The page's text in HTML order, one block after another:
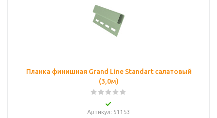
Планка финишная Grand Line Standart салатовый
(3,0м)
Артикул: 51153